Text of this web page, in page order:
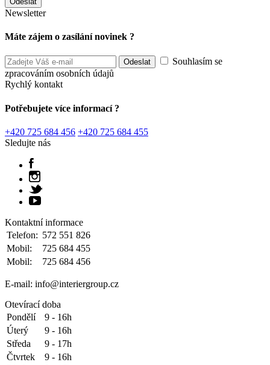
Newsletter
Máte zájem o zasílání novinek ?
Souhlasím se
zpracováním osobních údajů
Rychlý kontakt
Potřebujete více informací ?
+420 725 684 456 +420 725 684 455
Sledujte nás
Kontaktní informace
Telefon: 572 551 826
Mobil:
725 684 455
Mobil:
725 684 456
E-mail: info@interiergroup.cz
Otevírací doba
Pondělí
9 - 16h
Úterý
9 - 16h
Středa
9 - 17h
Čtvrtek
9 - 16h